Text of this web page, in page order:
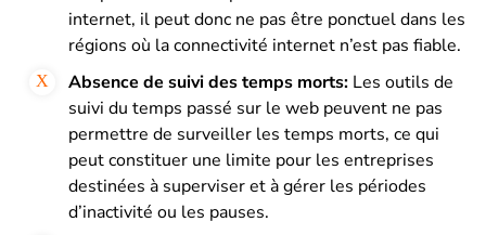
internet, il peut donc ne pas être ponctuel dans les
régions où la connectivité internet n’est pas fiable.
Absence de suivi des temps morts: Les outils de
suivi du temps passé sur le web peuvent ne pas
permettre de surveiller les temps morts, ce qui
peut constituer une limite pour les entreprises
destinées à superviser et à gérer les périodes
d’inactivité ou les pauses.